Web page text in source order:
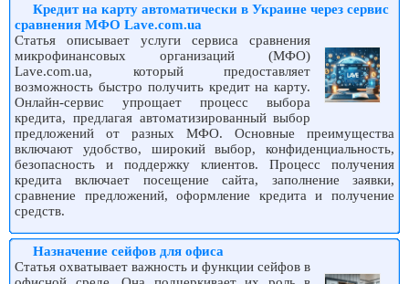
Кредит на карту автоматически в Украине через сервис
сравнения МФО Lave.com.ua
Статья описывает услуги сервиса сравнения
микрофинансовых организаций (МФО)
Lave.com.ua, который предоставляет
возможность быстро получить кредит на карту.
Онлайн-сервис упрощает процесс выбора
кредита, предлагая автоматизированный выбор
предложений от разных МФО. Основные преимущества
включают удобство, широкий выбор, конфиденциальность,
безопасность и поддержку клиентов. Процесс получения
кредита включает посещение сайта, заполнение заявки,
сравнение предложений, оформление кредита и получение
средств.
Назначение сейфов для офиса
Статья охватывает важность и функции сейфов в